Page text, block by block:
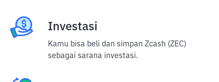
Investasi
Kamu bisa beli dan simpan Zcash (ZEC)
sebagai sarana investasi.